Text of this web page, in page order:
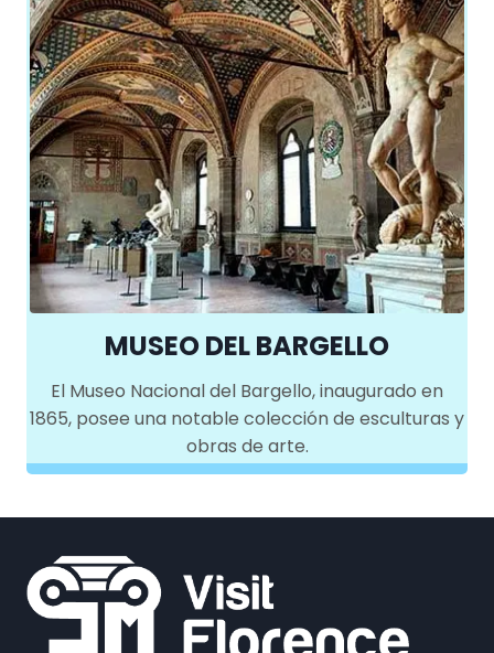
MUSEO DEL BARGELLO
El Museo Nacional del Bargello, inaugurado en
1865, posee una notable colección de esculturas y
obras de arte.